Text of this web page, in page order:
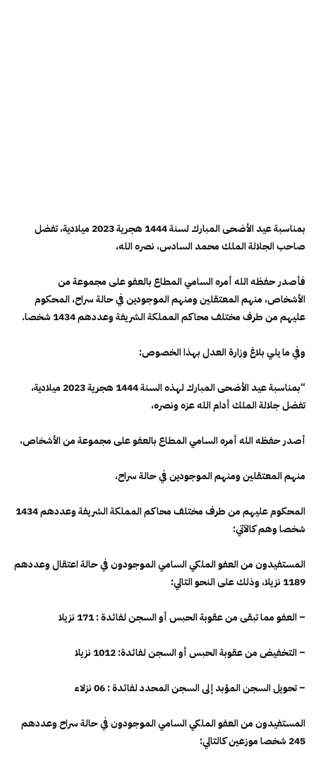
بمناسبة عيد الأضحى المبارك لسنة 1444 هجرية 2023 ميلادية، تفضل
صاحب الجلالة الملك محمد السادس، نصره الله،
فأصدر حفظه الله أمره السامي المطاع بالعفو على مجموعة من
الأشخاص، منهم المعتقلين ومنهم الموجودين في حالة سراح، المحكوم
عليهم من طرف مختلف محاكم المملكة الشريفة وعددهم 1434 شخصا.
وفي ما يلي بلاغ وزارة العدل بهذا الخصوص:
“بمناسبة عيد الأضحى المبارك لهذه السنة 1444 هجرية 2023 ميلادية،
تفضل جلالة الملك أدام الله عزه ونصره،
أصدر حفظه الله أمره السامي المطاع بالعفو على مجموعة من الأشخاص،
منهم المعتقلين ومنهم الموجودين في حالة سراح،
المحكوم عليهم من طرف مختلف محاكم المملكة الشريفة وعددهم 1434
شخصا وهم كالآتي:
المستفيدون من العفو الملكي السامي الموجودون في حالة اعتقال وعددهم
1189 نزيلا، وذلك على النحو التالي:
– العفو مما تبقى من عقوبة الحبس أو السجن لفائدة : 171 نزيلا
– التخفيض من عقوبة الحبس أو السجن لفائدة: 1012 نزيلا
– تحويل السجن المؤبد إلى السجن المحدد لفائدة : 06 نزلاء
المستفيدون من العفو الملكي السامي الموجودون في حالة سراح وعددهم
245 شخصا موزعين كالتالي: